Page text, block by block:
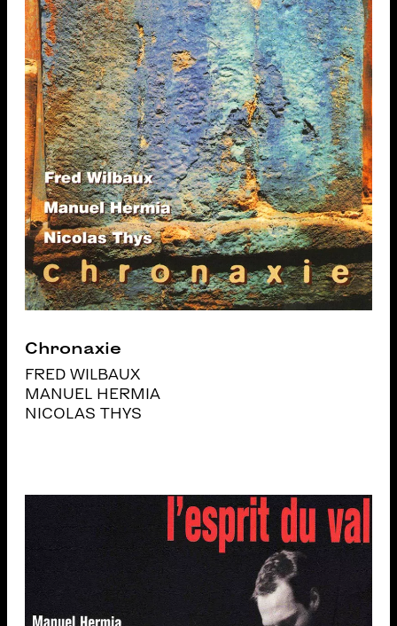
Chronaxie
FRED WILBAUX
MANUEL HERMIA
NICOLAS THYS